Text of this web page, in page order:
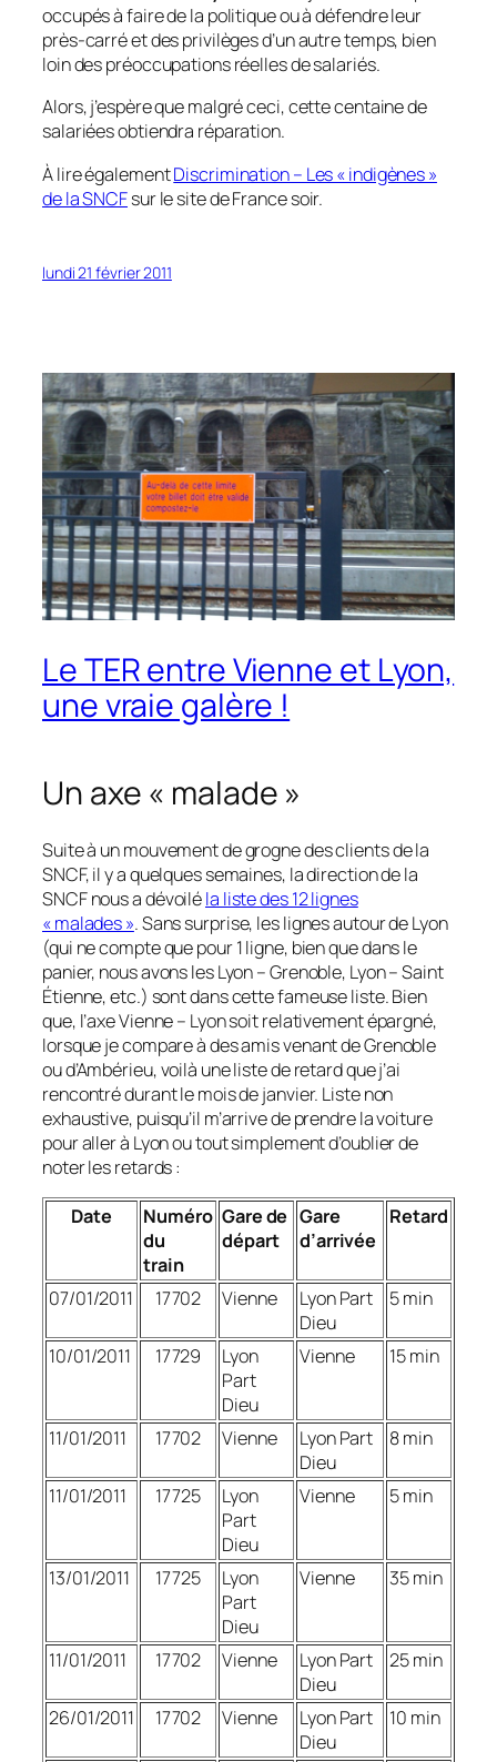
occupés à faire de la politique ou à défendre leur
près-carré et des privilèges d’un autre temps, bien
loin des préoccupations réelles de salariés.
Alors, j’espère que malgré ceci, cette centaine de
salariées obtiendra réparation.
À lire égalementDiscrimination – Les « indigènes »
de la SNCFsur le site de France soir.
lundi 21 février 2011
Le TER entre Vienne et Lyon,
une vraie galère !
Un axe « malade »
Suite à un mouvement de grogne des clients de la
SNCF, il y a quelques semaines, la direction de la
SNCF nous a dévoiléla liste des 12 lignes
« malades ». Sans surprise, les lignes autour de Lyon
(qui ne compte que pour 1 ligne, bien que dans le
panier, nous avons les Lyon – Grenoble, Lyon – Saint
Étienne, etc.) sont dans cette fameuse liste. Bien
que, l’axe Vienne – Lyon soit relativement épargné,
lorsque je compare à des amis venant de Grenoble
ou d’Ambérieu, voilà une liste de retard que j’ai
rencontré durant le mois de janvier. Liste non
exhaustive, puisqu’il m’arrive de prendre la voiture
pour aller à Lyon ou tout simplement d’oublier de
noter les retards :
Date
Numéro
du
train
Gare de
départ
Gare
d’arrivée
Retard
07/01/2011 17702 Vienne
Lyon Part
Dieu
5 min
10/01/2011 17729
Lyon
Part
Dieu
Vienne 15 min
11/01/2011 17702 Vienne
Lyon Part
Dieu
8 min
11/01/2011 17725
Lyon
Part
Dieu
Vienne 5 min
13/01/2011 17725
Lyon
Part
Dieu
Vienne 35 min
11/01/2011 17702 Vienne
Lyon Part
Dieu
25 min
26/01/2011 17702 Vienne
Lyon Part
Dieu
10 min